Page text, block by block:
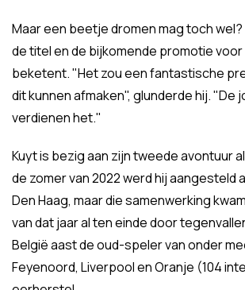
Maar een beetje dromen mag toch
de titel en de bijkomende promotie
beketent. "Het zou een fantastische
dit kunnen afmaken", glunderde hij. "De
verdienen het."
Kuyt is bezig aan zijn tweede avontuur
de zomer van 2022 werd hij aangesteld
Den Haag, maar die samenwerking
van dat jaar al ten einde door
België aast de oud-speler van onder
Feyenoord, Liverpool en Oranje (104